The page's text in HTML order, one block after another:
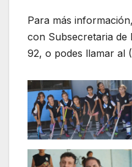
Para más
con Subsecretaria de
92, o podes llamar al